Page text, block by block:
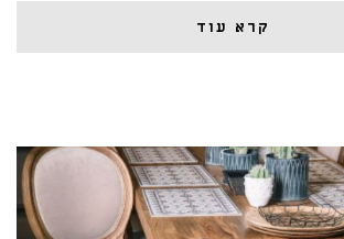
קרא עוד